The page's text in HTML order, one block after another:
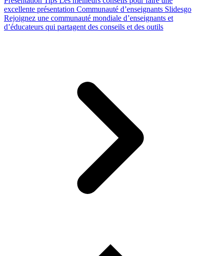
excellente présentation Communauté d’enseignants Slidesgo
Rejoignez une communauté mondiale d’enseignants et
d’éducateurs qui partagent des conseils et des outils